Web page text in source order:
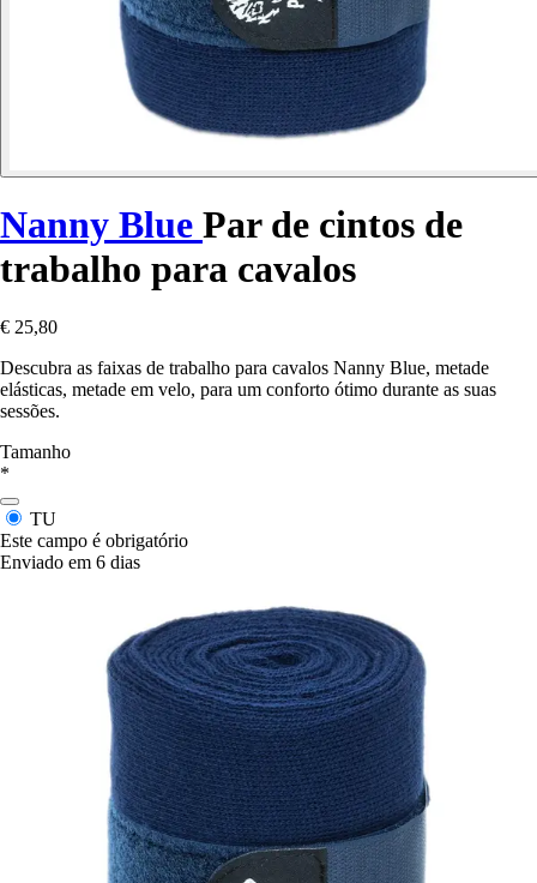
Nanny Blue Par de cintos de
trabalho para cavalos
€ 25,80
Descubra as faixas de trabalho para cavalos Nanny Blue, metade
elásticas, metade em velo, para um conforto ótimo durante as suas
sessões.
Tamanho
*
TU
Este campo é obrigatório
Enviado em 6 dias